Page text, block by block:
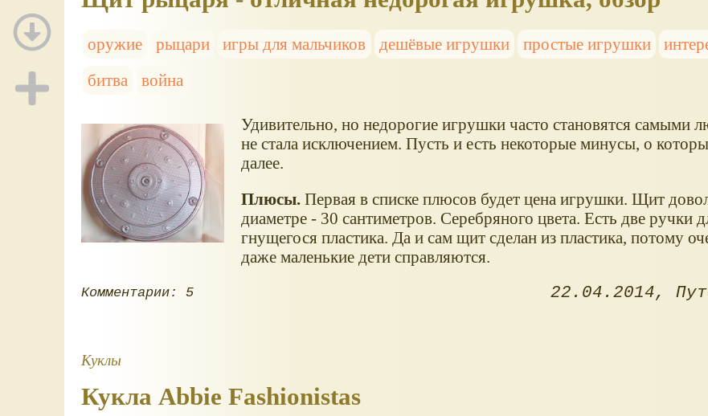
оружие рыцари игры для мальчиков дешёвые игрушки простые игрушки
битва
война
Удивительно, но недорогие игрушки часто становятся самыми
не стала исключением. Пусть и есть некоторые минусы, о
далее.
Плюсы.Первая в списке плюсов будет цена игрушки. Щит
диаметре - 30 сантиметров. Серебряного цвета. Есть две ручки
гнущегося пластика. Да и сам щит сделан из пластика, потому
даже маленькие дети справляются.
Комментарии: 5 22.04.2014
Куклы
Кукла Abbie Fashionistas